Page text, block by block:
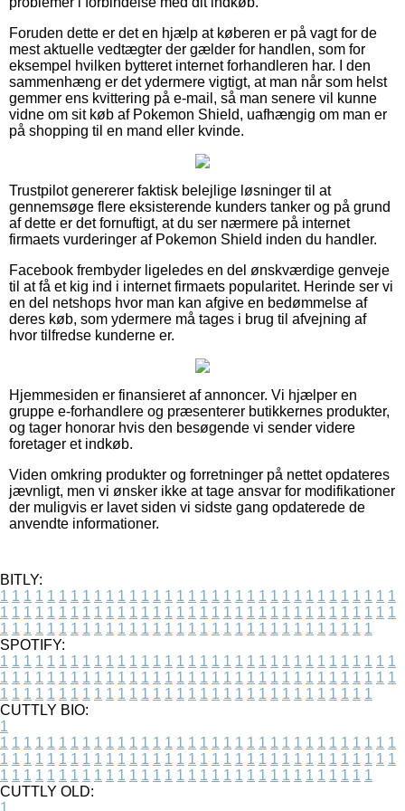
Foruden dette er det en hjælp at køberen er på vagt for de
mest aktuelle vedtægter der gælder for handlen, som for
eksempel hvilken bytteret internet forhandleren har. I den
sammenhæng er det ydermere vigtigt, at man når som helst
gemmer ens kvittering på e-mail, så man senere vil kunne
vidne om sit køb af Pokemon Shield, uafhængig om man er
på shopping til en mand eller kvinde.
Trustpilot genererer faktisk belejlige løsninger til at
gennemsøge flere eksisterende kunders tanker og på grund
af dette er det fornuftigt, at du ser nærmere på internet
firmaets vurderinger af Pokemon Shield inden du handler.
Facebook frembyder ligeledes en del ønskværdige genveje
til at få et kig ind i internet firmaets popularitet. Herinde ser vi
en del netshops hvor man kan afgive en bedømmelse af
deres køb, som ydermere må tages i brug til afvejning af
hvor tilfredse kunderne er.
Hjemmesiden er finansieret af annoncer. Vi hjælper en
gruppe e-forhandlere og præsenterer butikkernes produkter,
og tager honorar hvis den besøgende vi sender videre
foretager et indkøb.
Viden omkring produkter og forretninger på nettet opdateres
jævnligt, men vi ønsker ikke at tage ansvar for modifikationer
der muligvis er lavet siden vi sidste gang opdaterede de
anvendte informationer.
BITLY:
1 1 1 1 1 1 1 1 1 1 1 1 1 1 1 1 1 1 1 1 1 1 1 1 1 1 1 1 1 1 1 1 1 1
1 1 1 1 1 1 1 1 1 1 1 1 1 1 1 1 1 1 1 1 1 1 1 1 1 1 1 1 1 1 1 1 1 1
1 1 1 1 1 1 1 1 1 1 1 1 1 1 1 1 1 1 1 1 1 1 1 1 1 1 1 1 1 1 1 1
SPOTIFY:
1 1 1 1 1 1 1 1 1 1 1 1 1 1 1 1 1 1 1 1 1 1 1 1 1 1 1 1 1 1 1 1 1 1
1 1 1 1 1 1 1 1 1 1 1 1 1 1 1 1 1 1 1 1 1 1 1 1 1 1 1 1 1 1 1 1 1 1
1 1 1 1 1 1 1 1 1 1 1 1 1 1 1 1 1 1 1 1 1 1 1 1 1 1 1 1 1 1 1 1
CUTTLY BIO:
1
1 1 1 1 1 1 1 1 1 1 1 1 1 1 1 1 1 1 1 1 1 1 1 1 1 1 1 1 1 1 1 1 1 1
1 1 1 1 1 1 1 1 1 1 1 1 1 1 1 1 1 1 1 1 1 1 1 1 1 1 1 1 1 1 1 1 1 1
1 1 1 1 1 1 1 1 1 1 1 1 1 1 1 1 1 1 1 1 1 1 1 1 1 1 1 1 1 1 1 1
CUTTLY OLD:
1